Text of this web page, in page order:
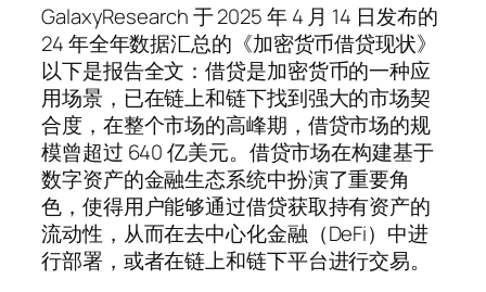
GalaxyResearch 于 2025 年 4 月 14 日发布的
24 年全年数据汇总的《加密货币借贷现状》
以下是报告全文：借贷是加密货币的一种应
用场景，已在链上和链下找到强大的市场契
合度，在整个市场的高峰期，借贷市场的规
模曾超过 640 亿美元。借贷市场在构建基于
数字资产的金融生态系统中扮演了重要角
色，使得用户能够通过借贷获取持有资产的
流动性，从而在去中心化金融（DeFi）中进
行部署，或者在链上和链下平台进行交易。